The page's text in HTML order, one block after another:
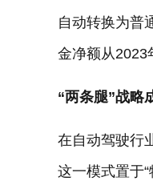
自动转换为普
金净额从2023
“两条腿”战略
在自动驾驶行
这一模式置于